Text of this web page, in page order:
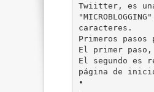
Twiitter, es
caracteres.
Primeros pasos
El primer
El segundo es
página de
•